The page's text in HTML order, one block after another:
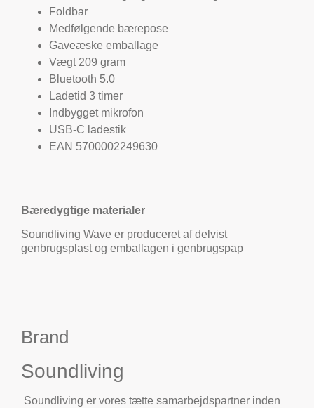
Foldbar
Medfølgende bærepose
Gaveæske emballage
Vægt 209 gram
Bluetooth 5.0
Ladetid 3 timer
Indbygget mikrofon
USB-C ladestik
EAN 5700002249630
Bæredygtige materialer
Soundliving Wave er produceret af delvist
genbrugsplast og emballagen i genbrugspap
Brand
Soundliving
Soundliving er vores tætte samarbejdspartner inden